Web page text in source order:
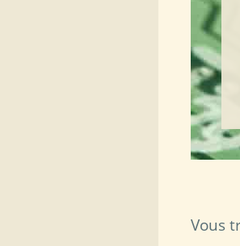
Vous